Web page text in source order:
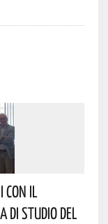
Con Il
Di Studio Del